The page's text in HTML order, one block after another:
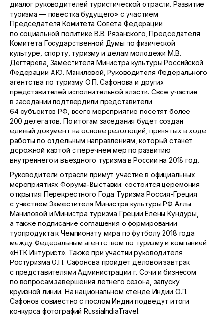
диалог руководителей туристической отрасли. Развитие
туризма — повестка будущего» с участием
Председателя Комитета Совета Федерации
по социальной политике В.В. Рязанского, Председателя
Комитета Государственной Думы по физической
культуре, спорту, туризму и делам молодежи М.В.
Дегтярева, Заместителя Министра культуры Российской
Федерации А.Ю. Маниловой, Руководителя Федерального
агентства по туризму О.П. Сафонова и других
представителей исполнительной власти. Свое участие
в заседании подтвердили представители
64 субъектов РФ, всего мероприятие посетят более
200 делегатов. По итогам заседания будет создан
единый документ на основе резолюций, принятых в ходе
работы по отдельным направлениям, который станет
дорожной картой с перечнем мер по развитию
внутреннего и въездного туризма в России на 2018 год.
Руководители отрасли примут участие в официальных
мероприятиях Форума-Выставки: состоится церемония
открытия Перекрестного Года Туризма Россия-Греция
с участием Заместителя Министра культуры РФ Аллы
Маниловой и Министра туризма Греции Елены Кундуры,
а также подписание соглашения о формировании
турпродукта к Чемпионату мира по футболу 2018 года
между Федеральным агентством по туризму и компанией
«НТК Интурист». Также при участии руководителя
Ростуризма О.П. Сафонова пройдет деловой завтрак
с представителями Администрации г. Сочи и бизнесом
по вопросам завершения летнего сезона, запуску
круизной линии. На национальном стенде Индии О.П.
Сафонов совместно с послом Индии подведут итоги
конкурса фотографий RussiaIndiaTravel.